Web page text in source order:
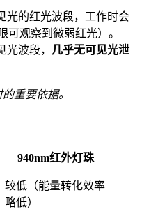
光的红光波段，工作时会
可观察到微弱红光）。
光波段，
几乎无可见光泄
重要依据。
940nm红外灯珠
较低（能量转化效率
略低）